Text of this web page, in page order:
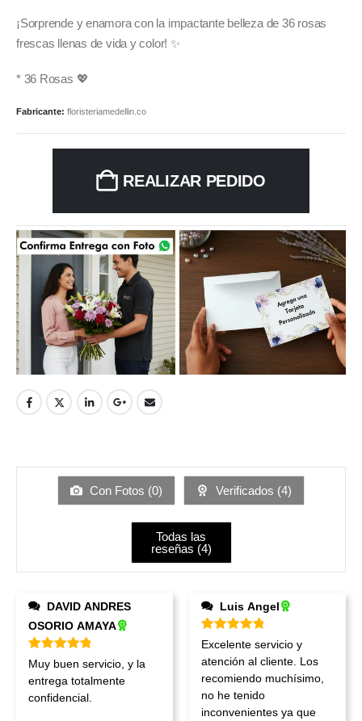
¡Sorprende y enamora con la impactante belleza de 36 rosas
frescas llenas de vida y color! ✨
* 36 Rosas 💖
Fabricante: floristeriamedellin.co
REALIZAR PEDIDO
Con Fotos (0) Verificados (4)
Todas las
reseñas (4)
OSORIO AMAYA
Valorado en 5 de 5
Muy buen servicio, y la
entrega totalmente
confidencial.
Luis Angel
Valorado en 5 de 5
Excelente servicio y
atención al cliente. Los
recomiendo muchísimo,
no he tenido
inconvenientes ya que